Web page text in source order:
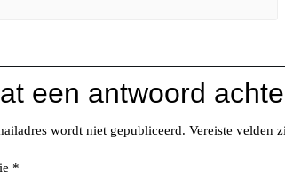
een antwoord
wordt niet gepubliceerd. Vereiste velden
*